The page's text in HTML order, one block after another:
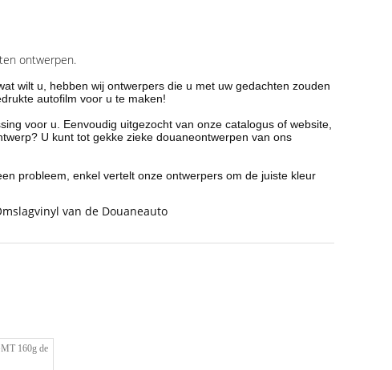
ontwerpen.
wilt u, hebben wij ontwerpers die u met uw gedachten zouden
autofilm voor u te maken!
voor u. Eenvoudig uitgezocht van onze catalogus of website,
U kunt tot gekke zieke douaneontwerpen van ons
probleem, enkel vertelt onze ontwerpers om de juiste kleur
van de Douaneauto